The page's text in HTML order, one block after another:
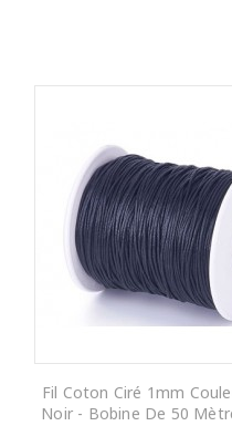
Fil Coton Ciré 1mm
Noir - Bobine De 50